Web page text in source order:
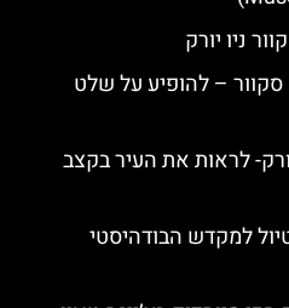
ניו יורק
– להופיע על שלט
לראות את העיר בקצב
למקדש הבודהיסטי